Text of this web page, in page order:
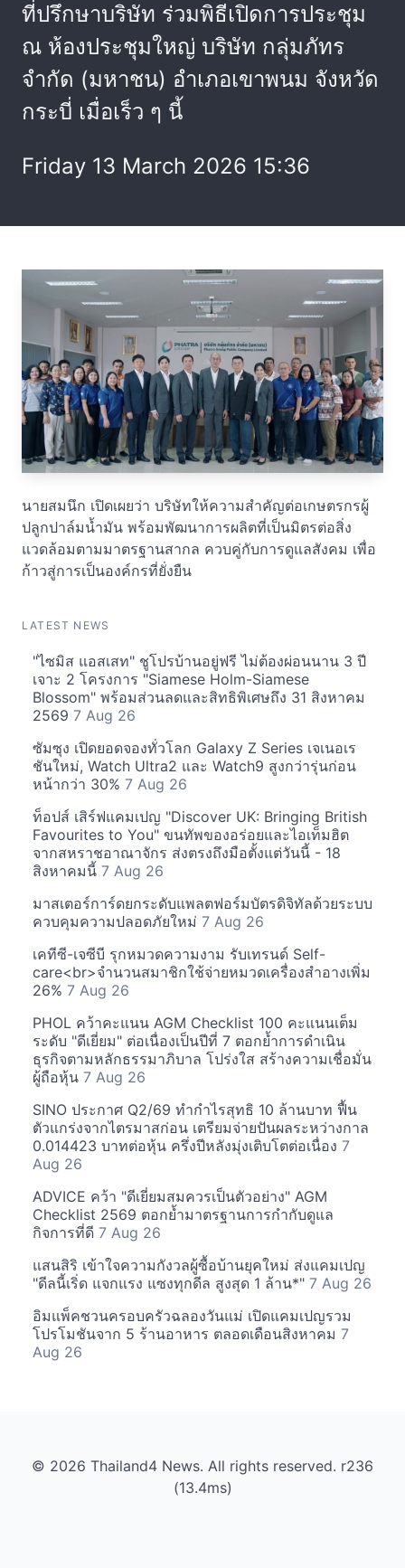
ที่ปรึกษาบริษัท ร่วมพิธีเปิดการประชุม
ณ ห้องประชุมใหญ่ บริษัท กลุ่มภัทร
จำกัด (มหาชน) อำเภอเขาพนม จังหวัด
กระบี่ เมื่อเร็ว ๆ นี้
Friday 13 March 2026 15:36
นายสมนึก เปิดเผยว่า บริษัทให้ความสำคัญต่อเกษตรกรผู้
ปลูกปาล์มน้ำมัน พร้อมพัฒนาการผลิตที่เป็นมิตรต่อสิ่ง
แวดล้อมตามมาตรฐานสากล ควบคู่กับการดูแลสังคม เพื่อ
ก้าวสู่การเป็นองค์กรที่ยั่งยืน
LATEST NEWS
"ไซมิส แอสเสท" ชูโปรบ้านอยู่ฟรี ไม่ต้องผ่อนนาน 3 ปี
เจาะ 2 โครงการ "Siamese Holm-Siamese
Blossom" พร้อมส่วนลดและสิทธิพิเศษถึง 31 สิงหาคม
2569 7 Aug 26
ซัมซุง เปิดยอดจองทั่วโลก Galaxy Z Series เจเนอเร
ชันใหม่, Watch Ultra2 และ Watch9 สูงกว่ารุ่นก่อน
หน้ากว่า 30% 7 Aug 26
ท็อปส์ เสิร์ฟแคมเปญ "Discover UK: Bringing British
Favourites to You" ขนทัพของอร่อยและไอเท็มฮิต
จากสหราชอาณาจักร ส่งตรงถึงมือตั้งแต่วันนี้ - 18
สิงหาคมนี้ 7 Aug 26
มาสเตอร์การ์ดยกระดับแพลตฟอร์มบัตรดิจิทัลด้วยระบบ
ควบคุมความปลอดภัยใหม่ 7 Aug 26
เคทีซี-เจซีบี รุกหมวดความงาม รับเทรนด์ Self-
care<br>จำนวนสมาชิกใช้จ่ายหมวดเครื่องสำอางเพิ่ม
26% 7 Aug 26
PHOL คว้าคะแนน AGM Checklist 100 คะแนนเต็ม
ระดับ "ดีเยี่ยม" ต่อเนื่องเป็นปีที่ 7 ตอกย้ำการดำเนิน
ธุรกิจตามหลักธรรมาภิบาล โปร่งใส สร้างความเชื่อมั่น
ผู้ถือหุ้น 7 Aug 26
SINO ประกาศ Q2/69 ทำกำไรสุทธิ 10 ล้านบาท ฟื้น
ตัวแกร่งจากไตรมาสก่อน เตรียมจ่ายปันผลระหว่างกาล
0.014423 บาทต่อหุ้น ครึ่งปีหลังมุ่งเติบโตต่อเนื่อง 7
Aug 26
ADVICE คว้า "ดีเยี่ยมสมควรเป็นตัวอย่าง" AGM
Checklist 2569 ตอกย้ำมาตรฐานการกำกับดูแล
กิจการที่ดี 7 Aug 26
แสนสิริ เข้าใจความกังวลผู้ซื้อบ้านยุคใหม่ ส่งแคมเปญ
"ดีลนี้เริ่ด แจกแรง แซงทุกดีล สูงสุด 1 ล้าน*" 7 Aug 26
อิมแพ็คชวนครอบครัวฉลองวันแม่ เปิดแคมเปญรวม
โปรโมชันจาก 5 ร้านอาหาร ตลอดเดือนสิงหาคม 7
Aug 26
© 2026 Thailand4 News. All rights reserved. r236
(13.4ms)